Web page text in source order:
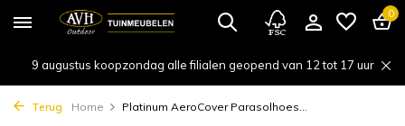
0
9 augustus koopzondag alle filialen geopend van 12 tot 17 uur
Terug Home Platinum AeroCover Parasolhoes...